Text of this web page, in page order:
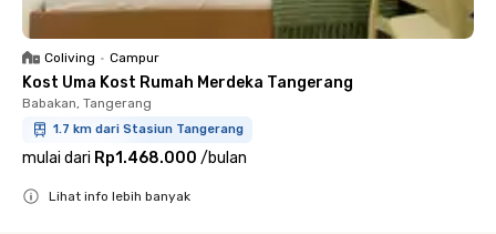
Coliving • Campur
Kost Uma Kost Rumah Merdeka Tangerang
Babakan, Tangerang
1.7 km dari Stasiun Tangerang
mulai dari Rp1.468.000 /bulan
Lihat info lebih banyak